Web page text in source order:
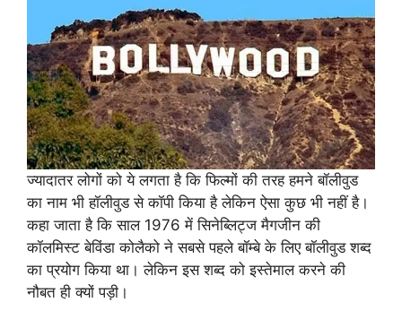
ज्यादातर लोगों को ये लगता है कि फिल्मों की तरह हमने बॉलीवुड
का नाम भी हॉलीवुड से कॉपी किया है लेकिन ऐसा कुछ भी नहीं है।
कहा जाता है कि साल 1976 में सिनेब्लिट्ज मैगजीन की
कॉलमिस्ट बेविंडा कोलैको ने सबसे पहले बॉम्बे के लिए बॉलीवुड शब्द
का प्रयोग किया था। लेकिन इस शब्द को इस्तेमाल करने की
नौबत ही क्यों पड़ी।